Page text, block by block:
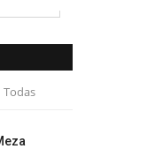
Todas